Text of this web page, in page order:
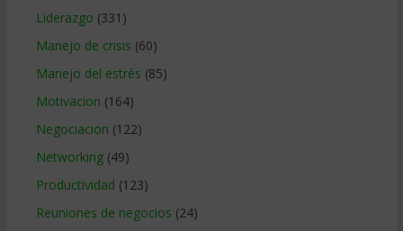
Liderazgo (331)
Manejo de crisis (60)
Manejo del estrés (85)
Motivacion (164)
Negociacion (122)
Networking(49)
Productividad (123)
Reuniones de negocios (24)